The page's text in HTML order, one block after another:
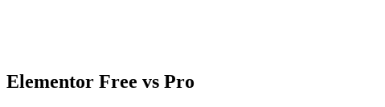
Elementor Free vs Pro